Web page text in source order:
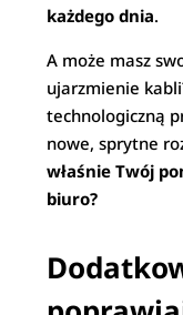
każdego dnia.
A może masz
ujarzmienie
technologiczną
nowe, sprytne
właśnie Twój
biuro?